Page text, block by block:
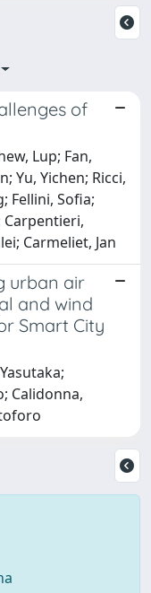
of
Lup; Fan,
Yu, Yichen; Ricci,
Fellini, Sofia;
Carpentieri,
Carmeliet, Jan
urban air
and wind
Smart City
Calidonna,